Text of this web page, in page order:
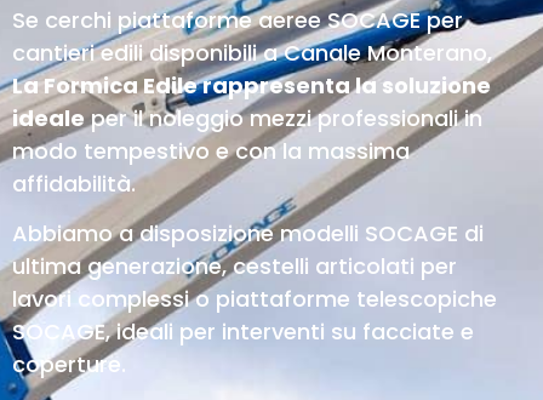
Se cerchi piattaforme aeree SOCAGE per
cantieri edili disponibili a Canale Monterano,
La Formica Edile rappresenta la soluzione
idealeper il noleggio mezzi professionali in
modo tempestivo e con la massima
affidabilità.
Abbiamo a disposizione modelli SOCAGE di
ultima generazione, cestelli articolati per
lavori complessi o piattaforme telescopiche
SOCAGE, ideali per interventi su facciate e
coperture.